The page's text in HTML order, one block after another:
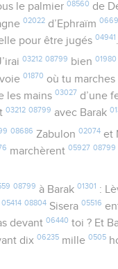
le palmier 08560 de
02022 d’Ephraïm0669
pour être jugés04941 .
03212 08799 bien 01980
voie01870 où tu marches
les mains03027 d’une
03212 08799 avec Barak
08686 Zabulon 02074et
marchèrent05927 08799
08799 à Barak 01301 :
05414 08804 Sisera05516
devant06440 toi ? Et
dix06235 mille0505